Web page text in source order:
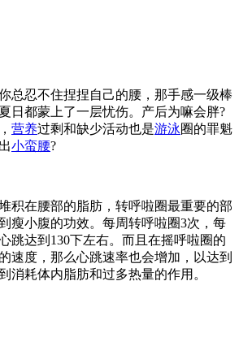
总忍不住捏捏自己的腰，那手感一级棒
日都蒙上了一层忧伤。产后为嘛会胖?
营养过剩和缺少活动也是游泳圈的罪魁
小蛮腰?
积在腰部的脂肪，转呼啦圈最重要的部
瘦小腹的功效。每周转呼啦圈3次，每
跳达到130下左右。而且在摇呼啦圈的
速度，那么心跳速率也会增加，以达到
消耗体内脂肪和过多热量的作用。